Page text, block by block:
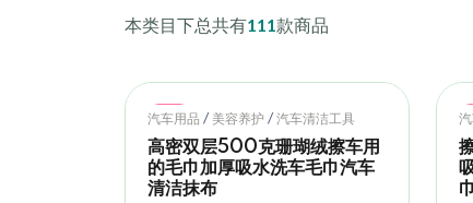
本类目下总共有111款商品
Hot
汽车用品 / 美容养护 / 汽车清洁工具
高密双层500克珊瑚绒擦车用
的毛巾加厚吸水洗车毛巾汽车
清洁抹布
巾